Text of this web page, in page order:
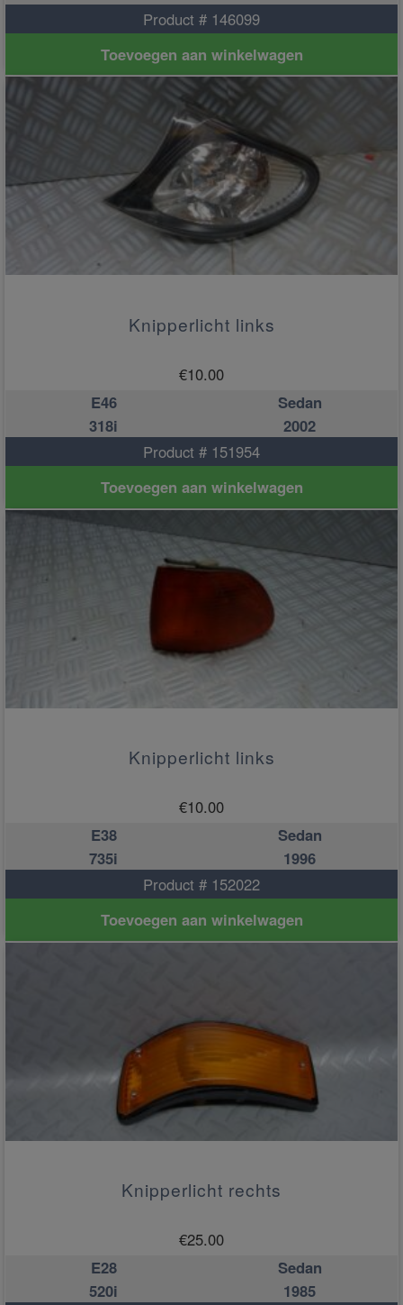
Product # 146099
Toevoegen aan winkelwagen
Knipperlicht links
€10.00
E46
Sedan
318i
2002
Product # 151954
Toevoegen aan winkelwagen
Knipperlicht links
€10.00
E38
Sedan
735i
1996
Product # 152022
Toevoegen aan winkelwagen
Knipperlicht rechts
€25.00
E28
Sedan
520i
1985